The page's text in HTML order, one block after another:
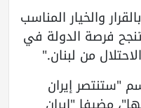
والخيار المناسب
فرصة الدولة في
من لبنان."
"ستنتصر إيران